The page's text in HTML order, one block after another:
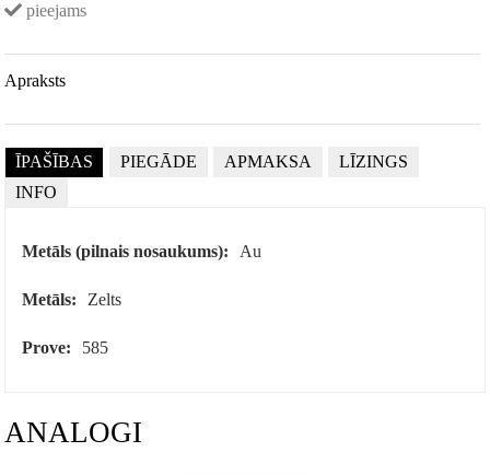
pieejams
Apraksts
ĪPAŠĪBAS PIEGĀDE APMAKSA
LĪZINGS
INFO
Metāls (pilnais nosaukums): Au
Metāls: Zelts
Prove: 585
ANALOGI